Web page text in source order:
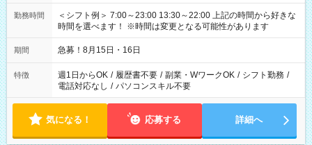
勤務時間
＜シフト例＞ 7:00～23:00 13:30～22:00 上記の時間から好きな
時間を選べます！ ※時間は変更となる可能性があります
期間 急募！8月15日・16日
特徴 週1日からOK / 履歴書不要 / 副業・WワークOK / シフト勤務 /
電話対応なし / パソコンスキル不要
気になる！ 応募する 詳細へ